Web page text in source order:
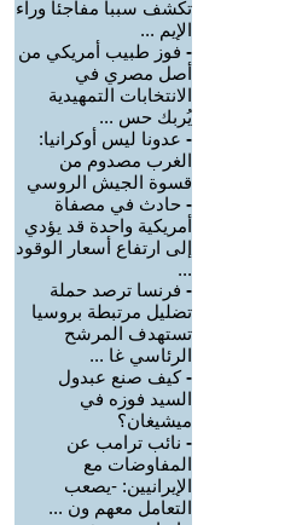
تكشف سببا مفاجئا وراء
الإيم ...
- فوز طبيب أمريكي من
أصل مصري في
الانتخابات التمهيدية
يُربك حس ...
- عدونا ليس أوكرانيا:
الغرب مصدوم من
قسوة الجيش الروسي
- حادث في مصفاة
أمريكية واحدة قد يؤدي
إلى ارتفاع أسعار الوقود
...
- فرنسا ترصد حملة
تضليل مرتبطة بروسيا
تستهدف المرشح
الرئاسي غا ...
-كيف صنع عبدول
السيد فوزه في
ميشيغان؟
- نائب ترامب عن
المفاوضات مع
الإيرانيين: -يصعب
التعامل معهم ون ...